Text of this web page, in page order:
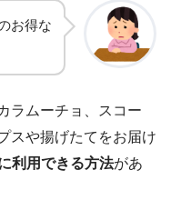
お得な
ラムーチョ、スコー
スや揚げたてをお届け
利用できる方法があ